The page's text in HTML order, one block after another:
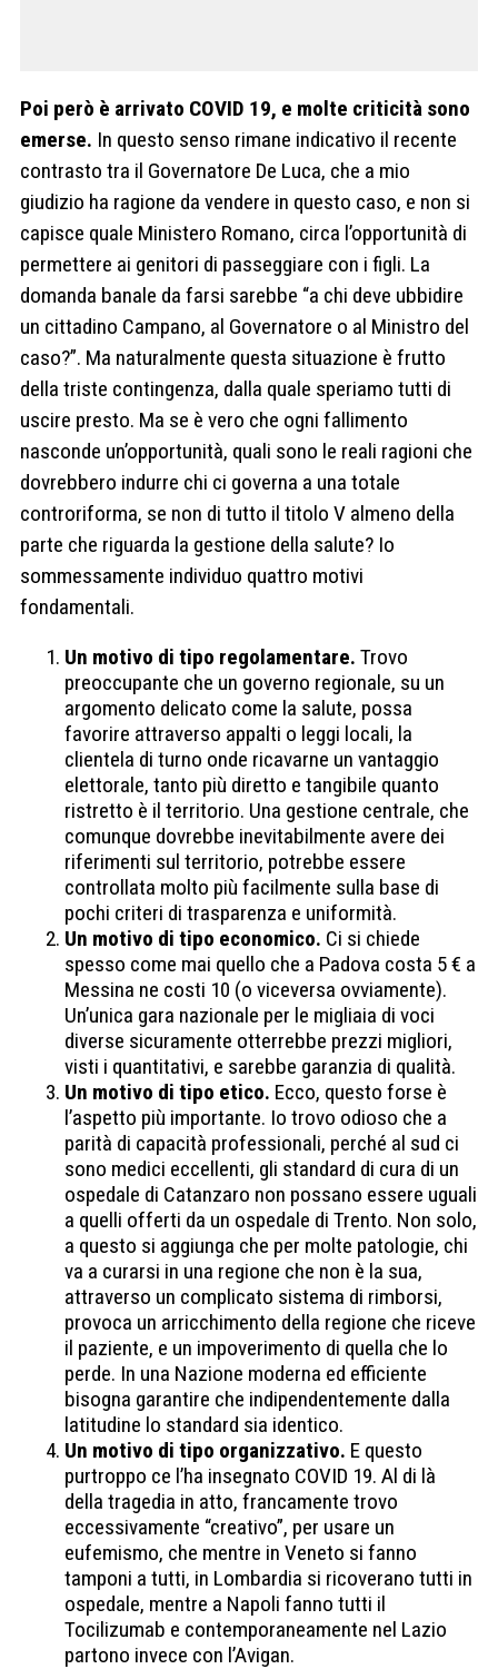
Poi però è arrivato COVID 19, e molte criticità sono
emerse. In questo senso rimane indicativo il recente
contrasto tra il Governatore De Luca, che a mio
giudizio ha ragione da vendere in questo caso, e non si
capisce quale Ministero Romano, circa l’opportunità di
permettere ai genitori di passeggiare con i figli. La
domanda banale da farsi sarebbe “a chi deve ubbidire
un cittadino Campano, al Governatore o al Ministro del
caso?”. Ma naturalmente questa situazione è frutto
della triste contingenza, dalla quale speriamo tutti di
uscire presto. Ma se è vero che ogni fallimento
nasconde un’opportunità, quali sono le reali ragioni che
dovrebbero indurre chi ci governa a una totale
controriforma, se non di tutto il titolo V almeno della
parte che riguarda la gestione della salute? Io
sommessamente individuo quattro motivi
fondamentali.
Un motivo di tipo regolamentare. Trovo
preoccupante che un governo regionale, su un
argomento delicato come la salute, possa
favorire attraverso appalti o leggi locali, la
clientela di turno onde ricavarne un vantaggio
elettorale, tanto più diretto e tangibile quanto
ristretto è il territorio. Una gestione centrale, che
comunque dovrebbe inevitabilmente avere dei
riferimenti sul territorio, potrebbe essere
controllata molto più facilmente sulla base di
pochi criteri di trasparenza e uniformità.
Un motivo di tipo economico. Ci si chiede
spesso come mai quello che a Padova costa 5 € a
Messina ne costi 10 (o viceversa ovviamente).
Un’unica gara nazionale per le migliaia di voci
diverse sicuramente otterrebbe prezzi migliori,
visti i quantitativi, e sarebbe garanzia di qualità.
Un motivo di tipo etico. Ecco, questo forse è
l’aspetto più importante. Io trovo odioso che a
parità di capacità professionali, perché al sud ci
sono medici eccellenti, gli standard di cura di un
ospedale di Catanzaro non possano essere uguali
a quelli offerti da un ospedale di Trento. Non solo,
a questo si aggiunga che per molte patologie, chi
va a curarsi in una regione che non è la sua,
attraverso un complicato sistema di rimborsi,
provoca un arricchimento della regione che riceve
il paziente, e un impoverimento di quella che lo
perde. In una Nazione moderna ed efficiente
bisogna garantire che indipendentemente dalla
latitudine lo standard sia identico.
Un motivo di tipo organizzativo. E questo
purtroppo ce l’ha insegnato COVID 19. Al di là
della tragedia in atto, francamente trovo
eccessivamente “creativo”, per usare un
eufemismo, che mentre in Veneto si fanno
tamponi a tutti, in Lombardia si ricoverano tutti in
ospedale, mentre a Napoli fanno tutti il
Tocilizumab e contemporaneamente nel Lazio
partono invece con l’Avigan.